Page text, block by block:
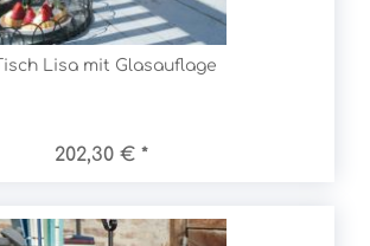
Tisch Lisa mit Glasauflage
202,30 € *